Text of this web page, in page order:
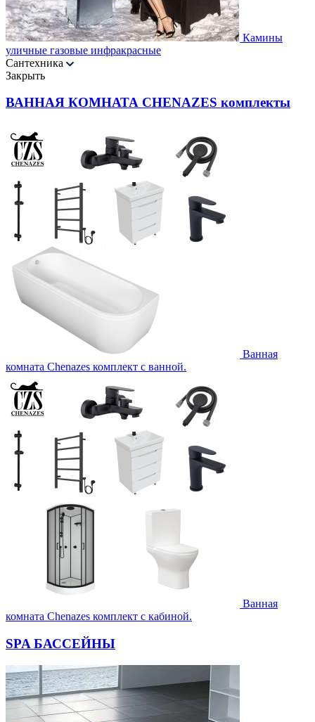
Камины
уличные газовые инфракрасные
Сантехника
Закрыть
ВАННАЯ КОМНАТА CHENAZES комплекты
Ванная
комната Chenazes комплект с ванной.
Ванная
комната Chenazes комплект с кабиной.
SPA БАССЕЙНЫ